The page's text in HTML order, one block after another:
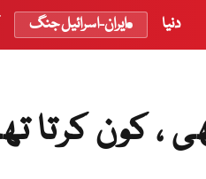
دنیا ایران-اسرائیل جنگ
کون کرتا